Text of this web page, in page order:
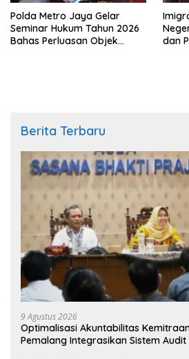
Polda Metro Jaya Gelar
Seminar Hukum Tahun 2026
Bahas Perluasan Objek
dan
Berita Terbaru
9 Agustus 2026
​Optimalisasi Akuntabilitas
Pemalang Integrasikan Sistem